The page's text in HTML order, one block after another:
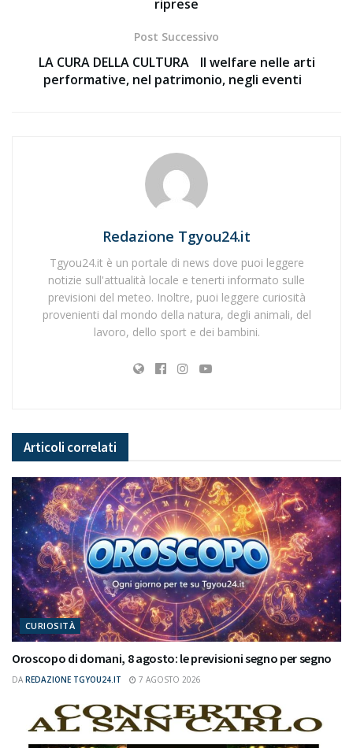
riprese
Post Successivo
LA CURA DELLA CULTURA Il welfare nelle arti
performative, nel patrimonio, negli eventi
Redazione Tgyou24.it
Tgyou24.it è un portale di news dove puoi leggere
notizie sull'attualità locale e tenerti informato sulle
previsioni del meteo. Inoltre, puoi leggere curiosità
provenienti dal mondo della natura, degli animali, del
lavoro, dello sport e dei bambini.
Articoli correlati
CURIOSITÀ
Oroscopo di domani, 8 agosto: le previsioni segno per segno
DA REDAZIONE TGYOU24.IT 7 AGOSTO 2026